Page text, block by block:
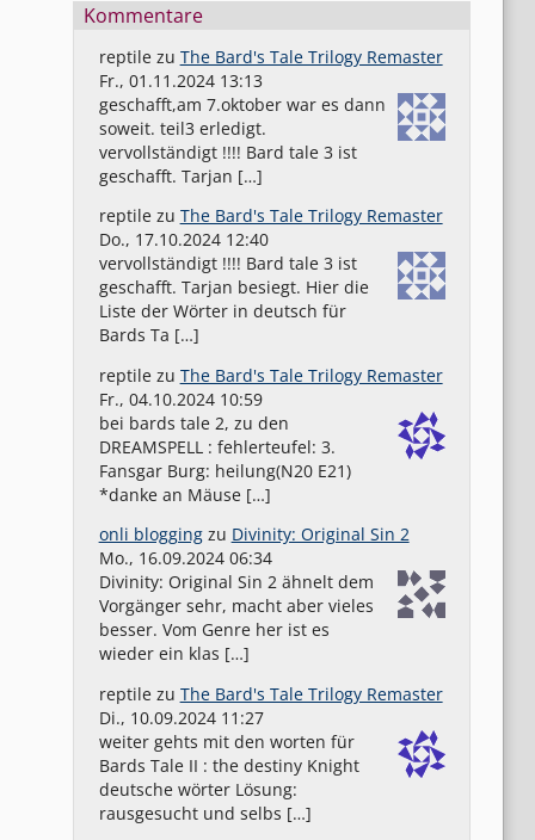
Kommentare
reptilezu The Bard's Tale Trilogy Remaster
Fr., 01.11.2024 13:13
geschafft,am 7.oktober war es dann
soweit. teil3 erledigt.
vervollständigt !!!! Bard tale 3 ist
geschafft. Tarjan […]
reptilezu The Bard's Tale Trilogy Remaster
Do., 17.10.2024 12:40
vervollständigt !!!! Bard tale 3 ist
geschafft. Tarjan besiegt. Hier die
Liste der Wörter in deutsch für
Bards Ta […]
reptilezu The Bard's Tale Trilogy Remaster
Fr., 04.10.2024 10:59
bei bards tale 2, zu den
DREAMSPELL : fehlerteufel: 3.
Fansgar Burg: heilung(N20 E21)
*danke an Mäuse […]
onli bloggingzu Divinity: Original Sin 2
Mo., 16.09.2024 06:34
Divinity: Original Sin 2 ähnelt dem
Vorgänger sehr, macht aber vieles
besser. Vom Genre her ist es
wieder ein klas […]
reptilezu The Bard's Tale Trilogy Remaster
Di., 10.09.2024 11:27
weiter gehts mit den worten für
Bards Tale II : the destiny Knight
deutsche wörter Lösung:
rausgesucht und selbs […]